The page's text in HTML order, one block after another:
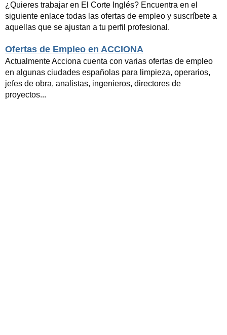
¿Quieres trabajar en El Corte Inglés? Encuentra en el
siguiente enlace todas las ofertas de empleo y suscríbete a
aquellas que se ajustan a tu perfil profesional.
Ofertas de Empleo en ACCIONA
Actualmente Acciona cuenta con varias ofertas de empleo
en algunas ciudades españolas para limpieza, operarios,
jefes de obra, analistas, ingenieros, directores de
proyectos...